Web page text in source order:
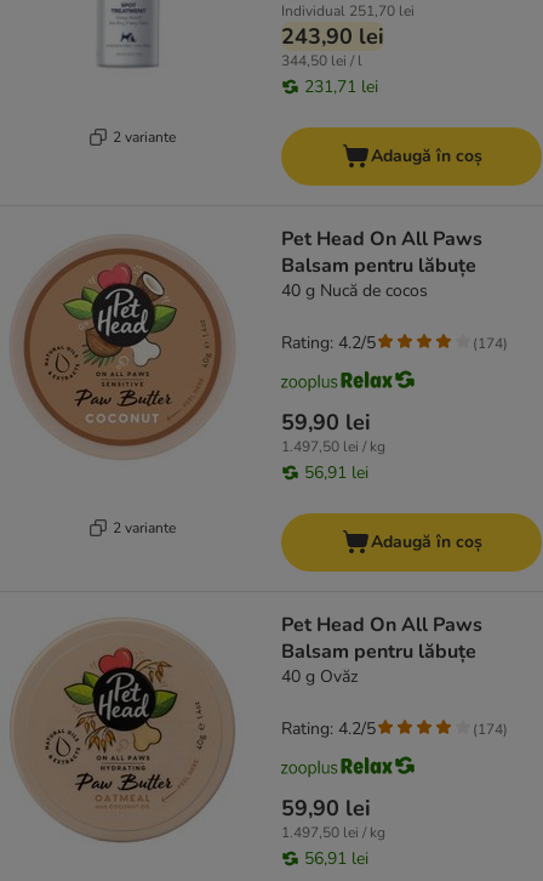
2 variante
Individual 251,70 lei
243,90 lei
344,50 lei / l
231,71 lei
Adaugă în coș
2 variante
Pet Head On All Paws
Balsam pentru lăbuțe
40 g Nucă de cocos
59,90 lei
1.497,50 lei / kg
56,91 lei
Rating: 4.2/5 (174)
Adaugă în coș
Pet Head On All Paws
Balsam pentru lăbuțe
40 g Ovăz
59,90 lei
1.497,50 lei / kg
56,91 lei
Rating: 4.2/5 (174)